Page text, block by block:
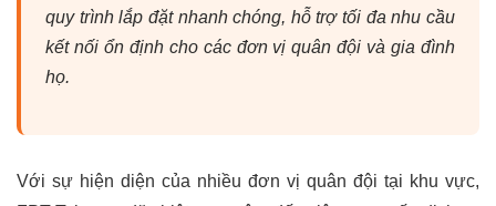
quy trình lắp đặt nhanh chóng, hỗ trợ tối đa nhu cầu
kết nối ổn định cho các đơn vị quân đội và gia đình
họ.
Với sự hiện diện của nhiều đơn vị quân đội tại khu vực,